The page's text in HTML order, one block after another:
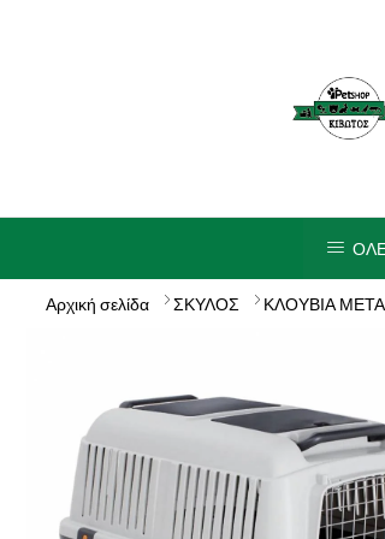
Αρχική σελίδα ΣΚΥΛΟΣ ΚΛΟΥΒΙΑ